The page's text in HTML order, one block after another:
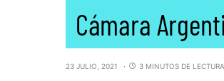
Cámara
23 JULIO, 2021 3 MINUTOS DE LECTURA